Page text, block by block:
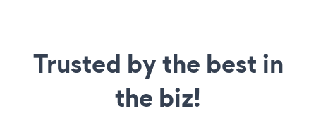
Trusted by the best in
the biz!